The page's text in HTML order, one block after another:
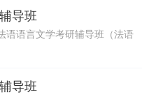
导班
语语言文学考研辅导班（法语
导班